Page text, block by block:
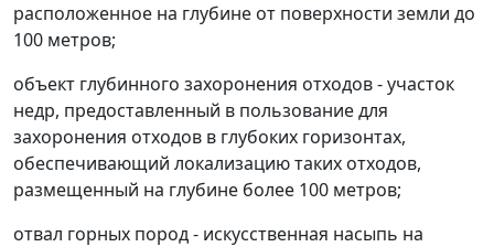
расположенное на глубине от поверхности земли до
100 метров;
объект глубинного захоронения отходов - участок
недр, предоставленный в пользование для
захоронения отходов в глубоких горизонтах,
обеспечивающий локализацию таких отходов,
размещенный на глубине более 100 метров;
отвал горных пород - искусственная насыпь на